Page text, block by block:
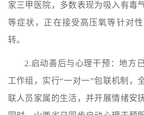
家三甲医院，多数表现为吸入有毒
等症状，正在接受高压氧等针对
转。‌‌
‌2.启动善后与心理干预‌：地方
工作组，实行“一对一”包联机制，
联人员家属的生活，并开展情绪安